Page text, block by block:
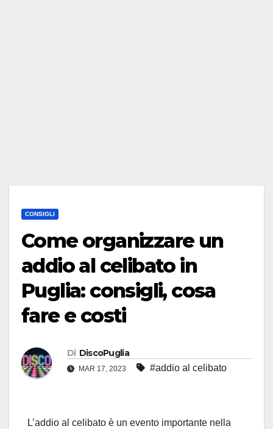
CONSIGLI
Come organizzare un
addio al celibato in
Puglia: consigli, cosa
fare e costi
Di DiscoPuglia
MAR 17, 2023 #addio al celibato
L’addio al celibato è un evento importante nella